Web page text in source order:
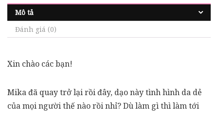
Mô tả
Đánh giá (0)
Xin chào các bạn!
Mika đã quay trở lại rồi đây, dạo này tình hình da dẻ
của mọi người thế nào rồi nhỉ? Dù làm gì thì làm tới